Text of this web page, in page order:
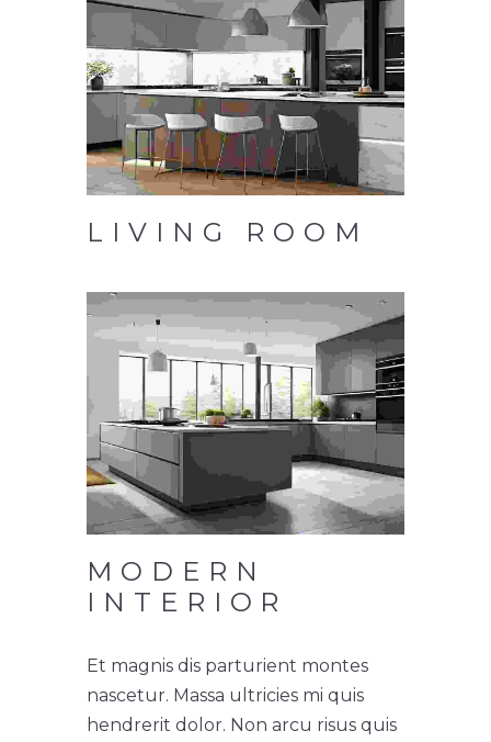
LIVING ROOM
MODERN
INTERIOR
Et magnis dis parturient montes
nascetur. Massa ultricies mi quis
hendrerit dolor. Non arcu risus quis